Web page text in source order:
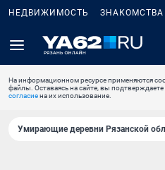
НЕДВИЖИМОСТЬ ЗНАКОМСТВА
На информационном ресурсе применяются
файлы. Оставаясь на сайте, вы подтверждаете
согласиена их использование.
Умирающие деревни Рязанской